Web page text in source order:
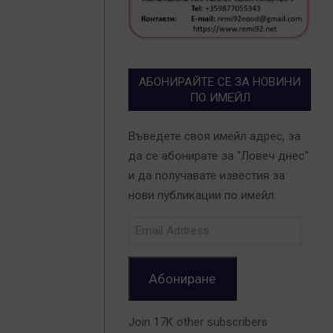
АБОНИРАЙТЕ СЕ ЗА НОВИНИ
ПО ИМЕЙЛ
Въведете своя имейл адрес, за
да се абонирате за "Ловеч днес"
и да получавате известия за
нови публикации по имейл.
Абониране
Join 17K other subscribers